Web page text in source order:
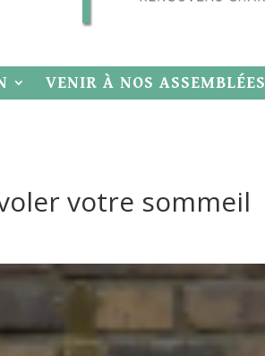
VENIR À NOS ASSEMBLÉES
votre sommeil